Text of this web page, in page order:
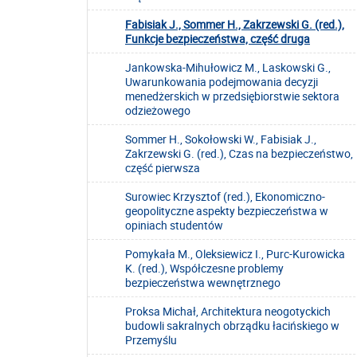
Fabisiak J., Sommer H., Zakrzewski G. (red.),
Funkcje bezpieczeństwa, część druga
Jankowska-Mihułowicz M., Laskowski G.,
Uwarunkowania podejmowania decyzji
menedżerskich w przedsiębiorstwie sektora
odzieżowego
Sommer H., Sokołowski W., Fabisiak J.,
Zakrzewski G. (red.), Czas na bezpieczeństwo,
część pierwsza
Surowiec Krzysztof (red.), Ekonomiczno-
geopolityczne aspekty bezpieczeństwa w
opiniach studentów
Pomykała M., Oleksiewicz I., Purc-Kurowicka
K. (red.), Współczesne problemy
bezpieczeństwa wewnętrznego
Proksa Michał, Architektura neogotyckich
budowli sakralnych obrządku łacińskiego w
Przemyślu